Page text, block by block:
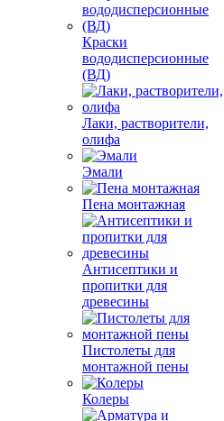
Краски
вододисперсионные
(ВД)
Лаки, растворители,
олифа
Эмали
Пена монтажная
Антисептики и
пропитки для
древесины
Пистолеты для
монтажной пены
Колеры